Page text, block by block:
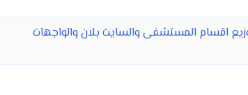
اقسام المستشفى والسايت بلان والواجهات